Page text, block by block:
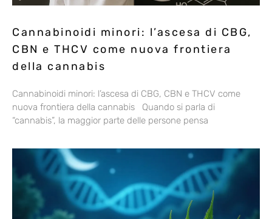
Cannabinoidi minori: l’ascesa di CBG,
CBN e THCV come nuova frontiera
della cannabis
Cannabinoidi minori: l’ascesa di CBG, CBN e THCV come
nuova frontiera della cannabis Quando si parla di
“cannabis”, la maggior parte delle persone pensa